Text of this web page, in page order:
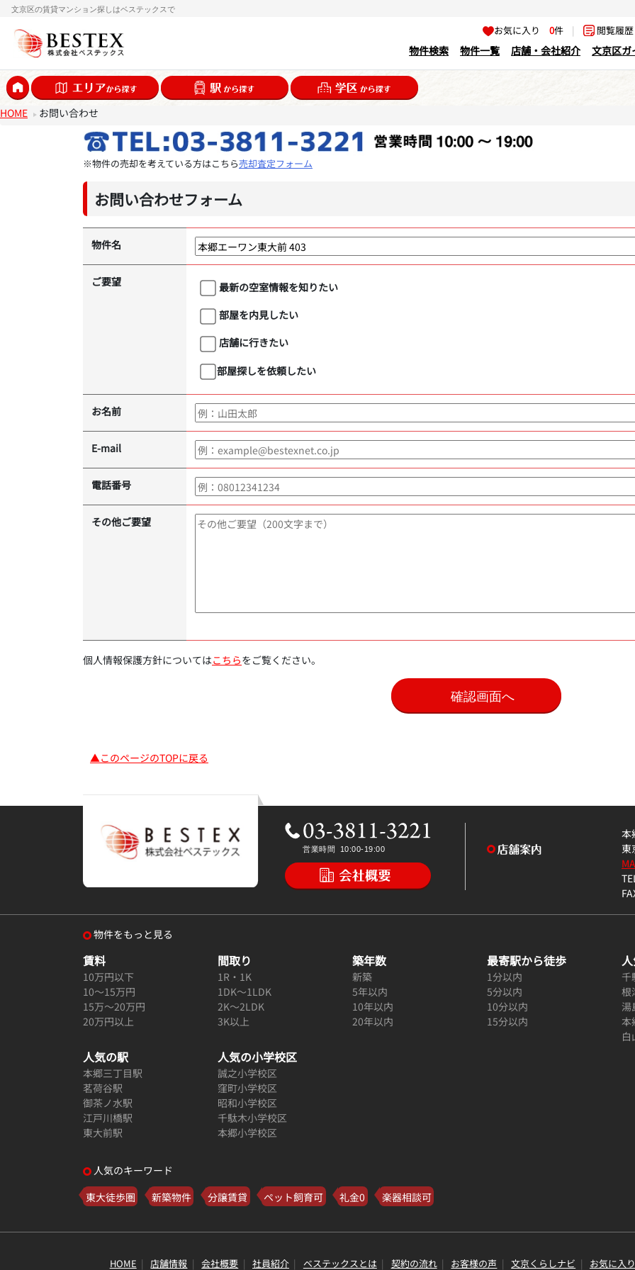
文京区の賃貸マンション探しはベステックスで
お気に入り0件 | 閲覧履
物件検索 物件一覧 店舗・会社紹介 文京区ガ
HOME お問い合わせ
※物件の売却を考えている方はこちら売却査定フォーム
お問い合わせフォーム
物件名
ご要望
最新の空室情報を知りたい
部屋を内見したい
店舗に行きたい
部屋探しを依頼したい
お名前
E-mail
電話番号
その他ご要望
個人情報保護方針についてはこちらをご覧ください。
▲このページのTOPに戻る
本
東
物件をもっと見る
賃料
10万円以下
10～15万円
15万～20万円
20万円以上
間取り
1R・1K
1DK～1LDK
2K～2LDK
3K以上
築年数
新築
5年以内
10年以内
20年以内
最寄駅から徒歩
1分以内
5分以内
10分以内
15分以内
千
根
湯
本
白
人気の駅
本郷三丁目駅
茗荷谷駅
御茶ノ水駅
江戸川橋駅
東大前駅
人気の小学校区
誠之小学校区
窪町小学校区
昭和小学校区
千駄木小学校区
本郷小学校区
人気のキーワード
東大徒歩圏
新築物件 分譲賃貸 ペット飼育可 礼金0 楽器相談可
HOME 店舗情報 会社概要 社員紹介 ベステックスとは 契約の流れ お客様の声 文京くらしナビ お気に入